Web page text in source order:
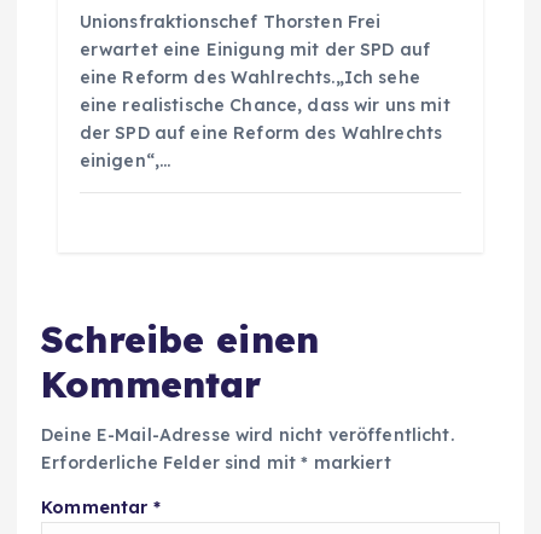
Unionsfraktionschef Thorsten Frei
erwartet eine Einigung mit der SPD auf
eine Reform des Wahlrechts.„Ich sehe
eine realistische Chance, dass wir uns mit
der SPD auf eine Reform des Wahlrechts
einigen“,…
Schreibe einen
Kommentar
Deine E-Mail-Adresse wird nicht veröffentlicht.
Erforderliche Felder sind mit* markiert
Kommentar *